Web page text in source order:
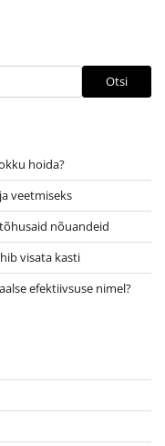
Otsi
hoida?
veetmiseks
nõuandeid
visata kasti
efektiivsuse nimel?